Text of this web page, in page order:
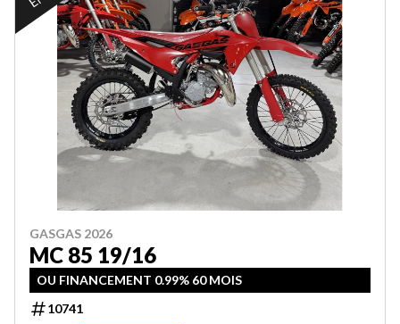
GASGAS 2026
MC 85 19/16
OU FINANCEMENT 0.99% 60 MOIS
10741